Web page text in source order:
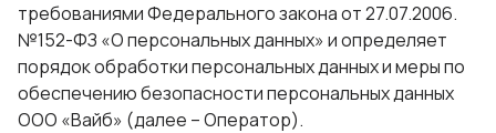
требованиями Федерального закона от 27.07.2006.
№152-ФЗ «О персональных данных» и определяет
порядок обработки персональных данных и меры по
обеспечению безопасности персональных данных
ООО «Вайб» (далее – Оператор).